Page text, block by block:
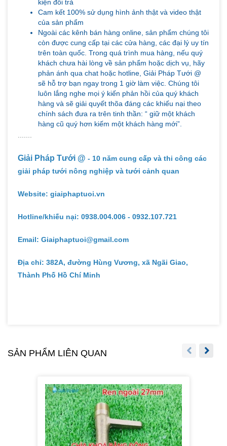
kiện đổi trả
Cam kết 100% sử dụng hình ảnh thật và video thật
của sản phẩm
Ngoài các kênh bán hàng online, sản phẩm chúng tôi
còn được cung cấp tại các cửa hàng, các đại lý uy tín
trên toàn quốc. Trong quá trình mua hàng, nếu quý
khách chưa hài lòng về sản phẩm hoặc dịch vụ, hãy
phản ánh qua chat hoặc hotline, Giải Pháp Tưới @
sẽ hỗ trợ bạn ngay trong 1 giờ làm việc. Chúng tôi
luôn lắng nghe mọi ý kiến phản hồi của quý khách
hàng và sẽ giải quyết thõa đáng các khiếu nại theo
chính sách đưa ra trên tinh thần: “ giữ một khách
hàng cũ quý hơn kiếm một khách hàng mới”.
Giải Pháp Tưới @ - 10 năm cung cấp và thi công các
giải pháp tưới nông nghiệp và tưới cảnh quan
Website: giaiphaptuoi.vn
Hotline/khiếu nại: 0938.004.006 - 0932.107.721
Email: Giaiphaptuoi@gmail.com
Địa chỉ: 382A, đường Hùng Vương, xã Ngãi Giao,
Thành Phố Hồ Chí Minh
SẢN PHẨM LIÊN QUAN